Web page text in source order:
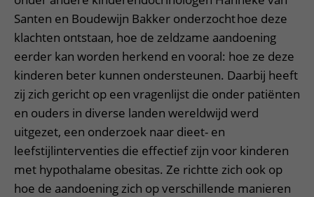
Santen en Boudewijn Bakker onderzocht hoe deze
klachten ontstaan, hoe de zeldzame aandoening
eerder kan worden herkend en vooral: hoe ze deze
kinderen beter kunnen ondersteunen. Daarbij heeft
zij zich gericht op een vragenlijst die onder patiënten
en ouders in diverse landen wereldwijd werd
uitgezet, een onderzoek naar dieet- en
leefstijlinterventies die effectief zijn voor kinderen
met hypothalame obesitas. Ze richtte zich ook op
hoe de aandoening zich op verschillende manieren